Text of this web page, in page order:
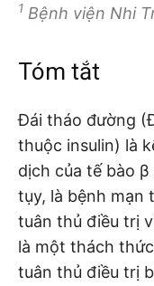
1 Bệnh viện Nhi
Tóm tắt
Đái tháo đường
thuộc insulin) là
dịch của tế bào
tụy, là bệnh mạn
tuân thủ điều trị
là một thách
tuân thủ điều trị